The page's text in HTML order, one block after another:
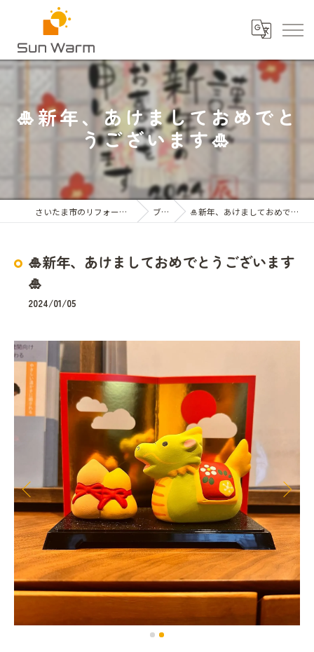
🎍新年、あけましておめでと
うございます🎍
さいたま市のリフォームならSun Warm ブログ 🎍新年、あけましておめでとうございます🎍
🎍新年、あけましておめでとうございます
🎍
2024/01/05